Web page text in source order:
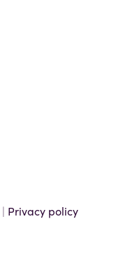
| Privacy policy